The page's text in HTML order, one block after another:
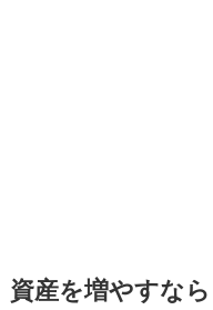
資産を増やすな